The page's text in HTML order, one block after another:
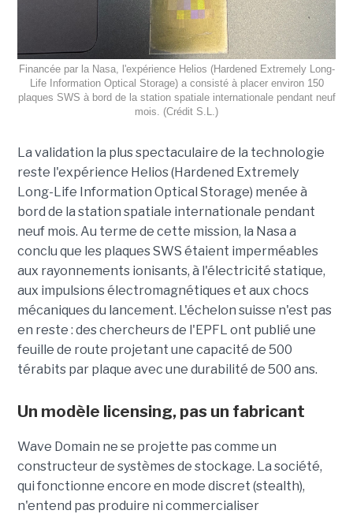
Financée par la Nasa, l'expérience Helios (Hardened Extremely Long-
Life Information Optical Storage) a consisté à placer environ 150
plaques SWS à bord de la station spatiale internationale pendant neuf
mois. (Crédit S.L.)
La validation la plus spectaculaire de la technologie
reste l'expérience Helios (Hardened Extremely
Long-Life Information Optical Storage) menée à
bord de la station spatiale internationale pendant
neuf mois. Au terme de cette mission, la Nasa a
conclu que les plaques SWS étaient imperméables
aux rayonnements ionisants, à l'électricité statique,
aux impulsions électromagnétiques et aux chocs
mécaniques du lancement. L'échelon suisse n'est pas
en reste : des chercheurs de l'EPFL ont publié une
feuille de route projetant une capacité de 500
térabits par plaque avec une durabilité de 500 ans.
Un modèle licensing, pas un fabricant
Wave Domain ne se projette pas comme un
constructeur de systèmes de stockage. La société,
qui fonctionne encore en mode discret (stealth),
n'entend pas produire ni commercialiser